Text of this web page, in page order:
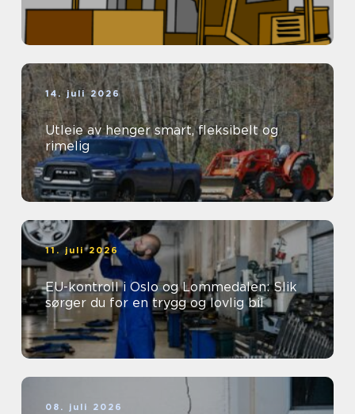
14. juli 2026
Utleie av henger smart, fleksibelt og
rimelig
11. juli 2026
EU-kontroll i Oslo og Lommedalen: Slik
sørger du for en trygg og lovlig bil
08. juli 2026